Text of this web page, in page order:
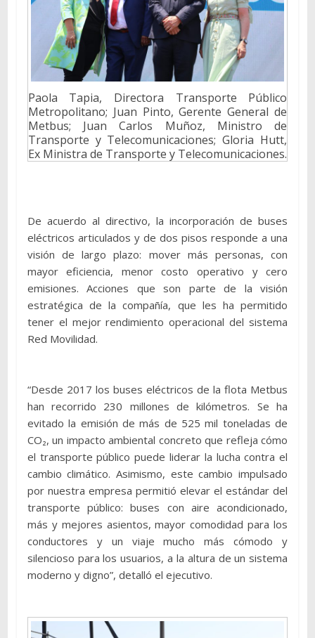
Paola Tapia, Directora Transporte Público
Metropolitano; Juan Pinto, Gerente General de
Metbus; Juan Carlos Muñoz, Ministro de
Transporte y Telecomunicaciones; Gloria Hutt,
Ex Ministra de Transporte y Telecomunicaciones.
De acuerdo al directivo, la incorporación de buses
eléctricos articulados y de dos pisos responde a una
visión de largo plazo: mover más personas, con
mayor eficiencia, menor costo operativo y cero
emisiones. Acciones que son parte de la visión
estratégica de la compañía, que les ha permitido
tener el mejor rendimiento operacional del sistema
Red Movilidad.
“Desde 2017 los buses eléctricos de la flota Metbus
han recorrido 230 millones de kilómetros. Se ha
evitado la emisión de más de 525 mil toneladas de
CO₂, un impacto ambiental concreto que refleja cómo
el transporte público puede liderar la lucha contra el
cambio climático. Asimismo, este cambio impulsado
por nuestra empresa permitió elevar el estándar del
transporte público: buses con aire acondicionado,
más y mejores asientos, mayor comodidad para los
conductores y un viaje mucho más cómodo y
silencioso para los usuarios, a la altura de un sistema
moderno y digno”, detalló el ejecutivo.